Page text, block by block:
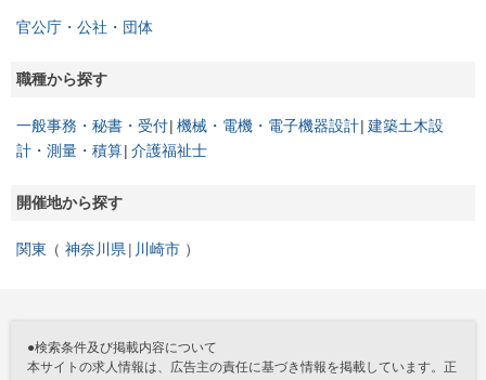
官公庁・公社・団体
職種から探す
一般事務・秘書・受付 機械・電機・電子機器設計 建築土木設
計・測量・積算 介護福祉士
開催地から探す
関東 神奈川県 川崎市
●検索条件及び掲載内容について
本サイトの求人情報は、広告主の責任に基づき情報を掲載しています。正